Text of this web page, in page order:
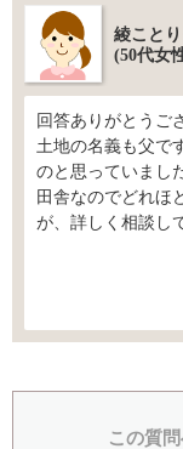
綾こと
(50代女
回答ありがとうご
土地の名義も父で
のと思っていまし
田舎なのでどれほ
が、詳しく相談し
この質